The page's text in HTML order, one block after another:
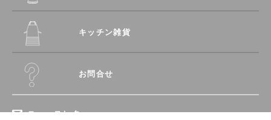
キッチン雑貨
お問合せ
ニュースレター